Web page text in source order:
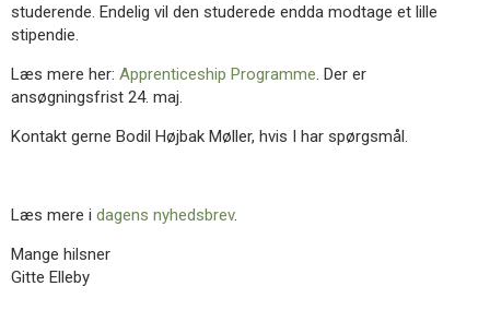
studerende. Endelig vil den studerede endda modtage et lille
stipendie.
Læs mere her: Apprenticeship Programme. Der er
ansøgningsfrist 24. maj.
Kontakt gerne Bodil Højbak Møller, hvis I har spørgsmål.
Læs mere i dagens nyhedsbrev.
Mange hilsner
Gitte Elleby